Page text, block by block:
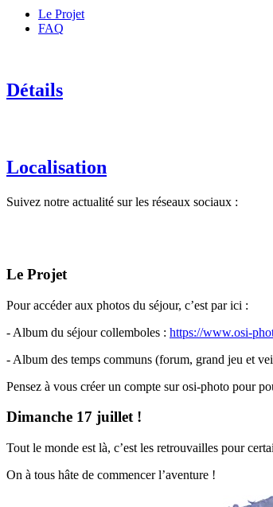
Le Projet
FAQ
Détails
Localisation
Suivez notre actualité sur les réseaux sociaux :
Le Projet
Pour accéder aux photos du séjour, c’est par ici :
- Album du séjour collemboles : https://www.osi-
- Album des temps communs (forum, grand jeu et
Pensez à vous créer un compte sur osi-photo pour
Dimanche 17 juillet !
Tout le monde est là, c’est les retrouvailles pour
On à tous hâte de commencer l’aventure !